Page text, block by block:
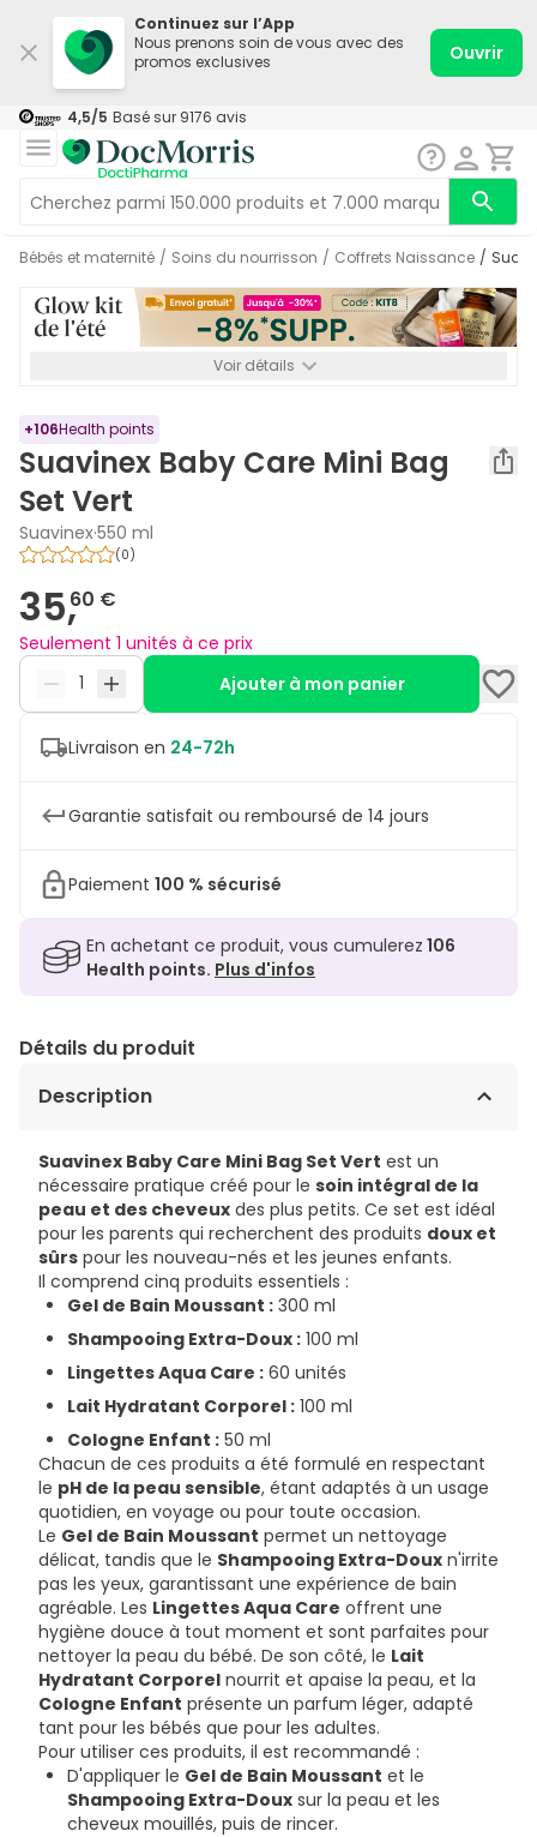
Continuez sur l’App
Nous prenons soin de vous avec des
promos exclusives
Ouvrir
4,5/5 Basé sur 9176 avis
Bébés et maternité / Soins du nourrisson / Coffrets Naissance /
Voir détails
+106Health points
Suavinex Baby Care Mini Bag
Set Vert
Suavinex·550 ml
(0)
35,60 €
Seulement 1 unités à ce prix
Ajouter à mon panier
Livraison en 24-72h
Garantie satisfait ou remboursé de 14 jours
Paiement 100 % sécurisé
En achetant ce produit, vous cumulerez 106
Health points. Plus d'infos
Détails du produit
Description
Suavinex Baby Care Mini Bag Set Vert est un
nécessaire pratique créé pour le soin intégral de la
peau et des cheveux des plus petits. Ce set est idéal
pour les parents qui recherchent des produits doux et
sûrs pour les nouveau-nés et les jeunes enfants.
Il comprend cinq produits essentiels :
Gel de Bain Moussant : 300 ml
Shampooing Extra-Doux : 100 ml
Lingettes Aqua Care : 60 unités
Lait Hydratant Corporel : 100 ml
Cologne Enfant : 50 ml
Chacun de ces produits a été formulé en respectant
le pH de la peau sensible, étant adaptés à un usage
quotidien, en voyage ou pour toute occasion.
Le Gel de Bain Moussant permet un nettoyage
délicat, tandis que le Shampooing Extra-Doux n'irrite
pas les yeux, garantissant une expérience de bain
agréable. Les Lingettes Aqua Care offrent une
hygiène douce à tout moment et sont parfaites pour
nettoyer la peau du bébé. De son côté, le Lait
Hydratant Corporel nourrit et apaise la peau, et la
Cologne Enfant présente un parfum léger, adapté
tant pour les bébés que pour les adultes.
Pour utiliser ces produits, il est recommandé :
D'appliquer le Gel de Bain Moussant et le
Shampooing Extra-Doux sur la peau et les
cheveux mouillés, puis de rincer.